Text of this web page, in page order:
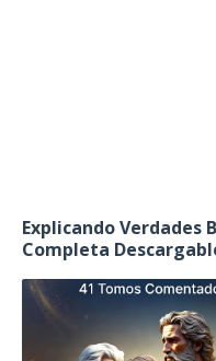
Explicando Verdades
Completa